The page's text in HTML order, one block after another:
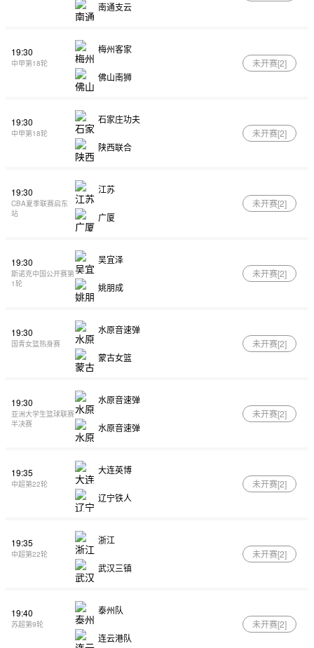
南通支云
19:30
中甲第18轮
梅州客家
佛山南狮
未开赛[2]
19:30
中甲第18轮
石家庄功夫
陕西联合
未开赛[2]
19:30
CBA夏季联赛启东
站
江苏
广厦
未开赛[2]
19:30
斯诺克中国公开赛第
1轮
吴宜泽
姚朋成
未开赛[2]
19:30
国青女篮热身赛
水原音速弹
蒙古女篮
未开赛[2]
19:30
亚洲大学生篮球联赛
半决赛
水原音速弹
水原音速弹
未开赛[2]
19:35
中超第22轮
大连英博
辽宁铁人
未开赛[2]
19:35
中超第22轮
浙江
武汉三镇
未开赛[2]
19:40
苏超第9轮
泰州队
连云港队
未开赛[2]